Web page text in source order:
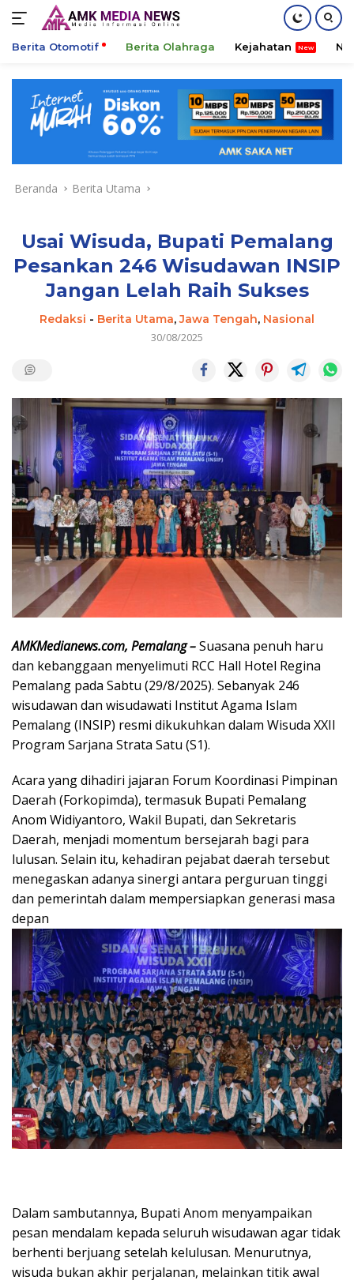
konten
Berita Otomotif Berita Olahraga Kejahatan
Beranda Berita Utama
Usai Wisuda, Bupati Pemalang
Pesankan 246 Wisudawan INSIP
Jangan Lelah Raih Sukses
Redaksi - Berita Utama,Jawa Tengah, Nasional
30/08/2025
AMKMedianews.com, Pemalang –Suasana penuh haru
dan kebanggaan menyelimuti RCC Hall Hotel Regina
Pemalang pada Sabtu (29/8/2025). Sebanyak 246
wisudawan dan wisudawati Institut Agama Islam
Pemalang (INSIP) resmi dikukuhkan dalam Wisuda XXII
Program Sarjana Strata Satu (S1).
Acara yang dihadiri jajaran Forum Koordinasi Pimpinan
Daerah (Forkopimda), termasuk Bupati Pemalang
Anom Widiyantoro, Wakil Bupati, dan Sekretaris
Daerah, menjadi momentum bersejarah bagi para
lulusan. Selain itu, kehadiran pejabat daerah tersebut
menegaskan adanya sinergi antara perguruan tinggi
dan pemerintah dalam mempersiapkan generasi masa
depan
Dalam sambutannya, Bupati Anom menyampaikan
pesan mendalam kepada seluruh wisudawan agar tidak
berhenti berjuang setelah kelulusan. Menurutnya,
wisuda bukan akhir perjalanan, melainkan titik awal